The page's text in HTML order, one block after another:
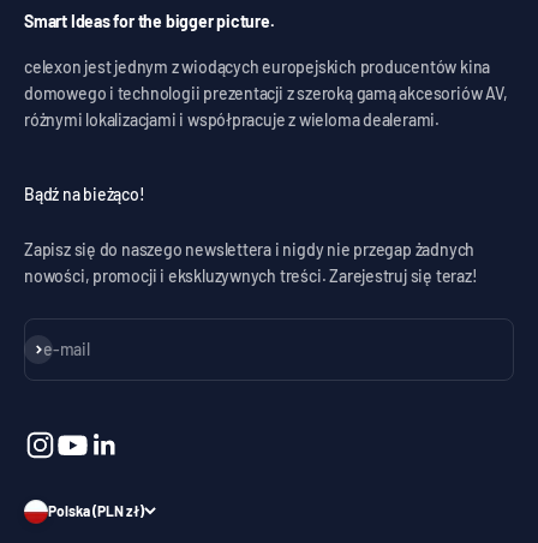
Smart Ideas for the bigger picture.
celexon jest jednym z wiodących europejskich producentów kina
domowego i technologii prezentacji z szeroką gamą akcesoriów AV,
różnymi lokalizacjami i współpracuje z wieloma dealerami.
Bądź na bieżąco!
Zapisz się do naszego newslettera i nigdy nie przegap żadnych
nowości, promocji i ekskluzywnych treści. Zarejestruj się teraz!
e-mail
Subskrybuj
Polska (PLN zł)